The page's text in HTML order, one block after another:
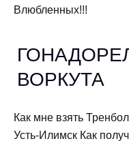
Влюбленных!!!
ВОРКУТА
Как мне взять
Усть-Илимск Как